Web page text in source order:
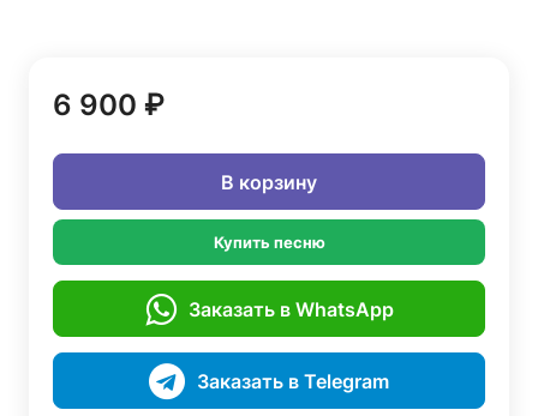
6 900 ₽
В корзину
Купить песню
Заказать в WhatsApp
Заказать в Telegram